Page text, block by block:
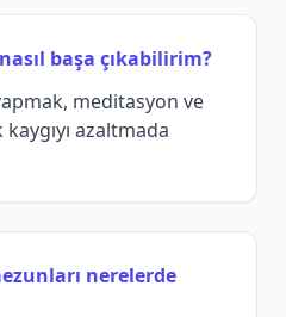
başa çıkabilirim?
meditasyon ve
azaltmada
nerelerde